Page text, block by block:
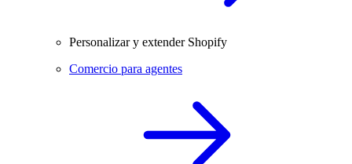
Personalizar y extender Shopify
Comercio para agentes